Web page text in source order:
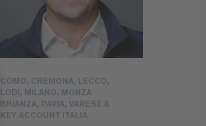
COMO, CREMONA, LECCO,
LODI, MILANO, MONZA
BRIANZA, PAVIA, VARESE &
KEY ACCOUNT ITALIA